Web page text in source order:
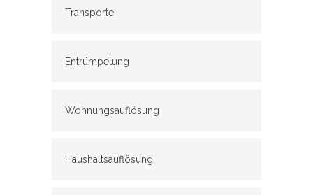
Transporte
Entrümpelung
Wohnungsauflösung
Haushaltsauflösung